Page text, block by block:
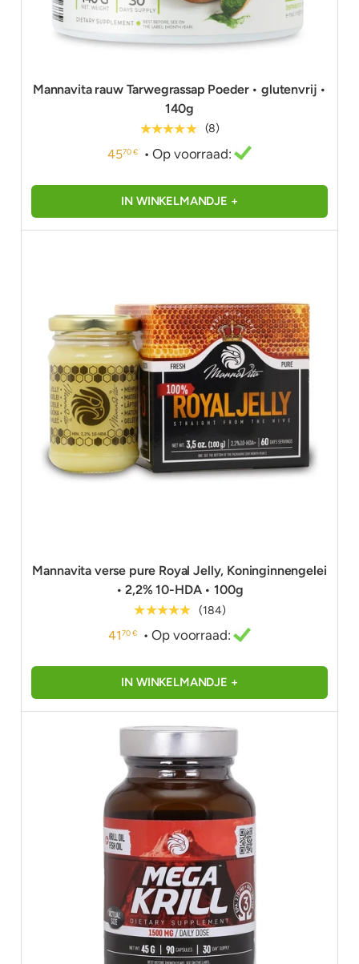
Mannavita rauw Tarwegrassap Poeder • glutenvrij •
140g
★★★★★ (8)
4570 € • Op voorraad:
IN WINKELMANDJE +
Mannavita verse pure Royal Jelly, Koninginnengelei
• 2,2% 10-HDA • 100g
★★★★★ (184)
41 70 € • Op voorraad:
IN WINKELMANDJE +